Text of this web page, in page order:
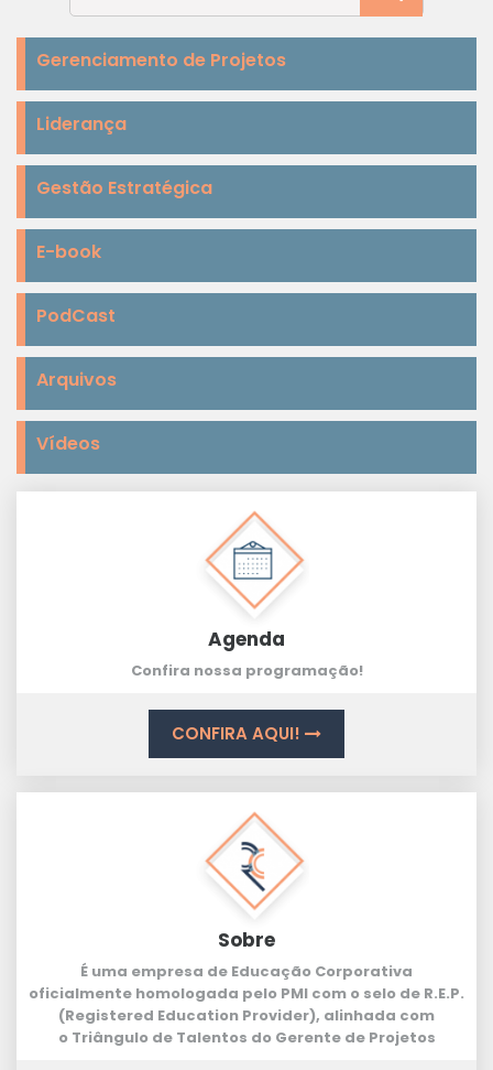
Gerenciamento de Projetos
Liderança
Gestão Estratégica
E-book
PodCast
Arquivos
Vídeos
Agenda
Confira nossa programação!
CONFIRA AQUI!
Sobre
É uma empresa de Educação Corporativa
oficialmente homologada pelo PMI com o selo de R.E.P.
(Registered Education Provider), alinhada com
o Triângulo de Talentos do Gerente de Projetos